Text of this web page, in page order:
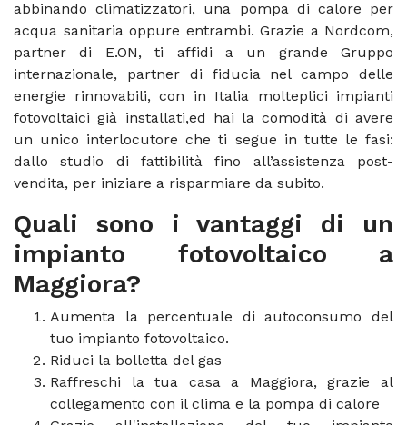
abbinando climatizzatori, una pompa di calore per
acqua sanitaria oppure entrambi. Grazie a Nordcom,
partner di E.ON, ti affidi a un grande Gruppo
internazionale, partner di fiducia nel campo delle
energie rinnovabili, con in Italia molteplici impianti
fotovoltaici già installati,ed hai la comodità di avere
un unico interlocutore che ti segue in tutte le fasi:
dallo studio di fattibilità fino all’assistenza post-
vendita, per iniziare a risparmiare da subito.
Quali sono i vantaggi di un
impianto fotovoltaico a
Maggiora?
Aumenta la percentuale di autoconsumo del
tuo impianto fotovoltaico.
Riduci la bolletta del gas
Raffreschi la tua casa a Maggiora, grazie al
collegamento con il clima e la pompa di calore